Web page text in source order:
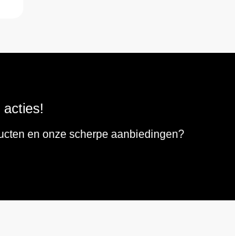
en onze scherpe aanbiedingen?